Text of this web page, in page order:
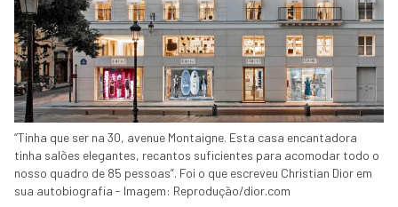
“Tinha que ser na 30, avenue Montaigne. Esta casa encantadora
tinha salões elegantes, recantos suficientes para acomodar todo o
nosso quadro de 85 pessoas”. Foi o que escreveu Christian Dior em
sua autobiografia - Imagem: Reprodução/dior.com